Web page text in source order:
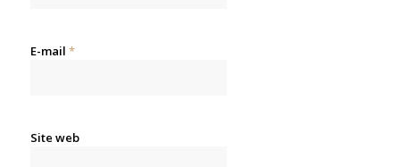
E-mail *
Site web